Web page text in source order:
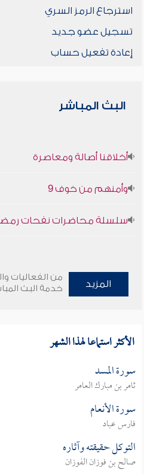
استرجاع الرمز السري
تسجيل عضو جديد
إعادة تفعيل حساب
البث المباشر
أخلاقنا أصالة ومعاصرة
وأمنهم من خوف 9
سلسلة محاضرات نفحات رمضانية
المزيد
من الفعاليات
خدمة البث
الأكثر استماعا لهذا الشهر
سورة المسد
ثامر بن مبارك العامر
سورة الأنعام
فارس عباد
التوكل حقيقته وآثاره
صالح بن فوزان الفوزان